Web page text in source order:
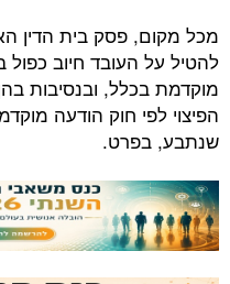
מכל מקום, פסק בית הדין
להטיל על העובד חיוב
מוקדמת בכלל, ובנסיבות
הפיצוי לפי חוק הודעה
שנתבע, בפרט.